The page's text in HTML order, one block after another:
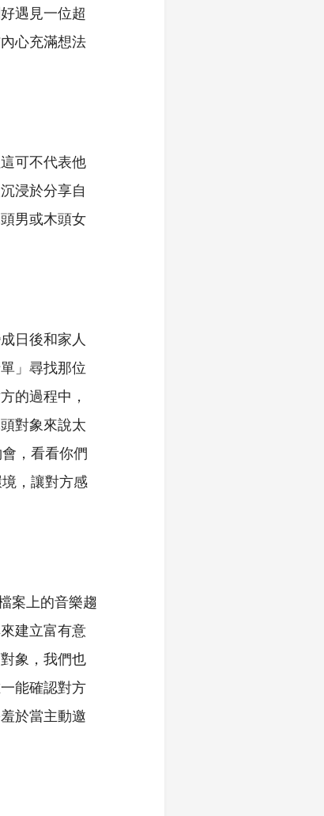
遇見一位超
心充滿想法
可不代表他
浸於分享自
男或木頭女
日後和家人
」尋找那位
的過程中，
對象來說太
，看看你們
，讓對方感
案上的音樂趨
建立富有意
象，我們也
能確認對方
於當主動邀